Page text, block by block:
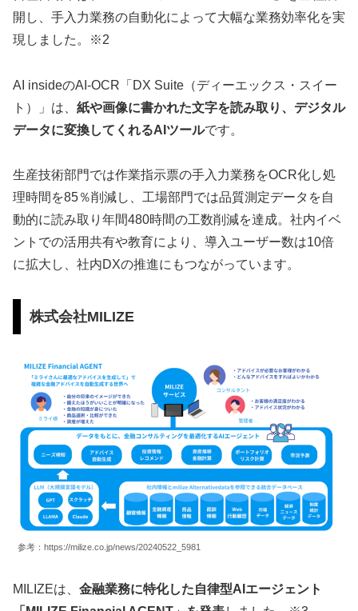
開し、手入力業務の自動化によって大幅な業務効率化を実
現しました。※2
AI insideのAI-OCR「DX Suite（ディーエックス・スイー
ト）」は、 紙や画像に書かれた文字を読み取り、デジタル
データに変換してくれるAIツールです。
生産技術部門では作業指示票の手入力業務をOCR化し処
理時間を85％削減し、工場部門では品質測定データを自
動的に読み取り年間480時間の工数削減を達成。社内イベ
ントでの活用共有や教育により、導入ユーザー数は10倍
に拡大し、社内DXの推進にもつながっています。
株式会社MILIZE
参考：https://milize.co.jp/news/20240522_5981
MILIZEは、 金融業務に特化した自律型AIエージェント